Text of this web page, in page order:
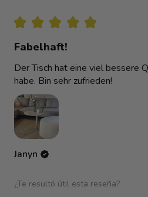
★ ★ ★ ★ ★
Fabelhaft!
Der Tisch hat eine viel bessere
habe. Bin sehr zufrieden!
Janyn
¿Te resultó útil esta reseña?